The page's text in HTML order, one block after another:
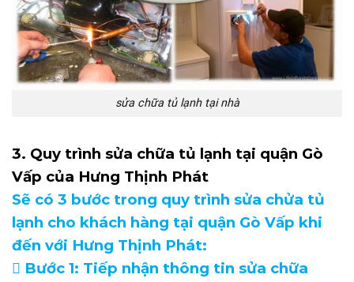
sửa chữa tủ lạnh tại nhà
3. Quy trình sửa chữa tủ lạnh tại quận Gò
Vấp của Hưng Thịnh Phát
Sẽ có 3 bước trong quy trình sửa chửa tủ
lạnh cho khách hàng tại quận Gò Vấp khi
đến với Hưng Thịnh Phát:
 Bước 1: Tiếp nhận thông tin sửa chữa